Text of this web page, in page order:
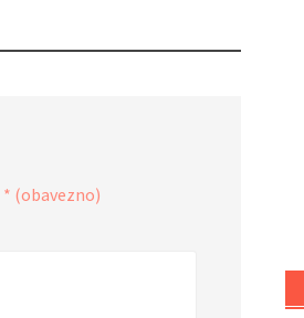
* (obavezno)